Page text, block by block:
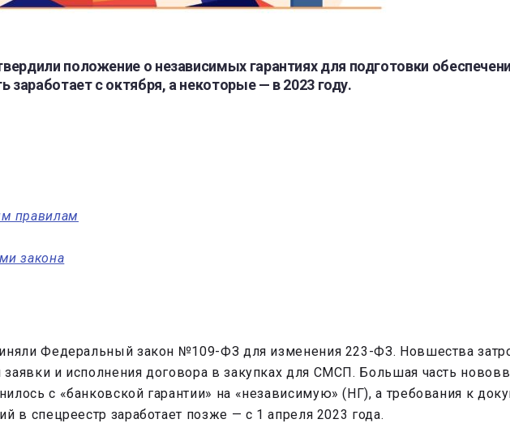
положение о независимых гарантиях для подготовки
заработает с октября, а некоторые — в 2023 году.
правилам
закона
Федеральный закон №109-ФЗ для изменения 223-ФЗ. Новшества
заявки и исполнения договора в закупках для СМСП. Большая часть
с «банковской гарантии» на «независимую» (НГ), а требования к
в спецреестр заработает позже — с 1 апреля 2023 года.